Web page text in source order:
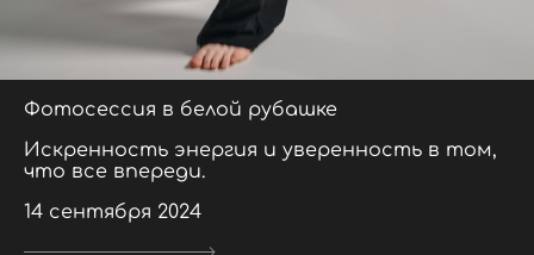
Фотосессия в белой рубашке
Искренность энергия и уверенность в том,
что все впереди.
14 сентября 2024